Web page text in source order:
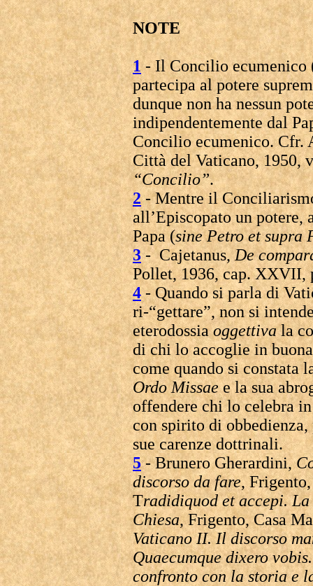
NOTE
1- Il Concilio ecumenico
partecipa al potere
dunque non ha nessun
indipendentemente dal
Concilio ecumenico. Cfr.
Città del Vaticano, 1950,
“Concilio”.
2- Mentre il
all’Episcopato un
Papa (sine Petro et supra
3- Cajetanus,De
Pollet, 1936, cap. XXVII,
4- Quando si parla di
ri-“gettare”, non si
eterodossiaoggettivala
di chi lo accoglie in
come quando si
Ordo Missaee la sua
offendere chi lo celebra
con spirito di
sue carenze dottrinali.
5- Brunero Gherardini,
discorso da fare,
Tradidiquod et accepi.
Chiesa, Frigento, Casa
Vaticano II. Il discorso
Quaecumque dixero
confronto con la storia e